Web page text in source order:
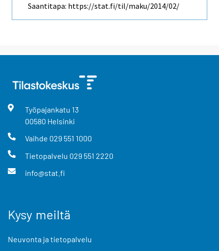
Saantitapa: https://stat.fi/til/maku/2014/02/
Työpajankatu 13
00580 Helsinki
Vaihde 029 551 1000
Tietopalvelu 029 551 2220
info@stat.fi
Kysy meiltä
Neuvonta ja tietopalvelu